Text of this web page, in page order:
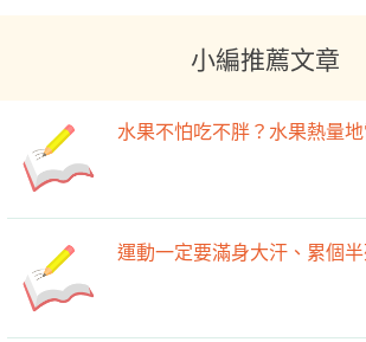
小編推薦文章
水果不怕吃不胖？水果熱量地
運動一定要滿身大汗、累個